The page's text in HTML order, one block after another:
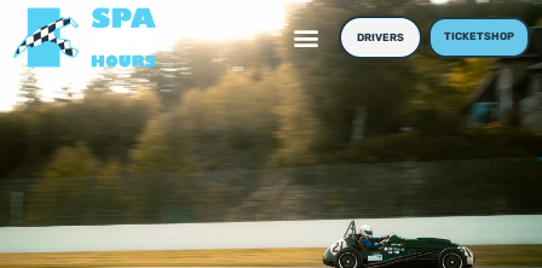
DRIVERS TICKETSHOP